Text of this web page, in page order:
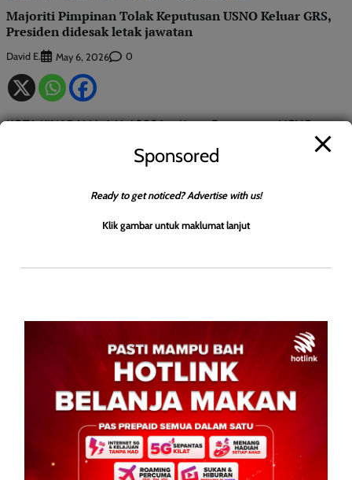
Majoriti Pimpinan Tolak Keputusan USNO Keluar GRS,
Presiden didesak letak jawatan
David E. May 6, 2026 0
KOTA KINABALU: 6 Mei 2026 — Ketua Penerangan USNO,
Iskandar Zulkarnain Ramli, menyifatkan keputusan membawa
parti itu keluar dari Gabungan Rakyat Sabah (GRS) sebagai
Sponsored
Ready to get noticed? Advertise with us!
Klik gambar untuk maklumat lanjut